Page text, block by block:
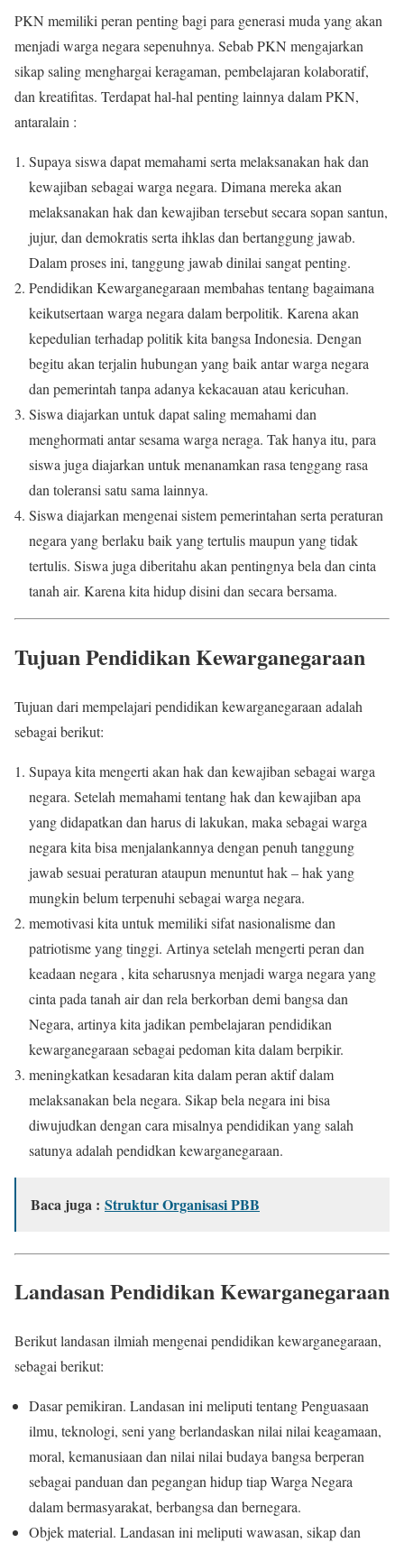
PKN memiliki peran penting bagi para generasi muda yang akan
menjadi warga negara sepenuhnya. Sebab PKN mengajarkan
sikap saling menghargai keragaman, pembelajaran kolaboratif,
dan kreatifitas. Terdapat hal-hal penting lainnya dalam PKN,
antaralain :
Supaya siswa dapat memahami serta melaksanakan hak dan
kewajiban sebagai warga negara. Dimana mereka akan
melaksanakan hak dan kewajiban tersebut secara sopan santun,
jujur, dan demokratis serta ihklas dan bertanggung jawab.
Dalam proses ini, tanggung jawab dinilai sangat penting.
Pendidikan Kewarganegaraan membahas tentang bagaimana
keikutsertaan warga negara dalam berpolitik. Karena akan
kepedulian terhadap politik kita bangsa Indonesia. Dengan
begitu akan terjalin hubungan yang baik antar warga negara
dan pemerintah tanpa adanya kekacauan atau kericuhan.
Siswa diajarkan untuk dapat saling memahami dan
menghormati antar sesama warga neraga. Tak hanya itu, para
siswa juga diajarkan untuk menanamkan rasa tenggang rasa
dan toleransi satu sama lainnya.
Siswa diajarkan mengenai sistem pemerintahan serta peraturan
negara yang berlaku baik yang tertulis maupun yang tidak
tertulis. Siswa juga diberitahu akan pentingnya bela dan cinta
tanah air. Karena kita hidup disini dan secara bersama.
Tujuan Pendidikan Kewarganegaraan
Tujuan dari mempelajari pendidikan kewarganegaraan adalah
sebagai berikut:
Supaya kita mengerti akan hak dan kewajiban sebagai warga
negara. Setelah memahami tentang hak dan kewajiban apa
yang didapatkan dan harus di lakukan, maka sebagai warga
negara kita bisa menjalankannya dengan penuh tanggung
jawab sesuai peraturan ataupun menuntut hak – hak yang
mungkin belum terpenuhi sebagai warga negara.
memotivasi kita untuk memiliki sifat nasionalisme dan
patriotisme yang tinggi. Artinya setelah mengerti peran dan
keadaan negara , kita seharusnya menjadi warga negara yang
cinta pada tanah air dan rela berkorban demi bangsa dan
Negara, artinya kita jadikan pembelajaran pendidikan
kewarganegaraan sebagai pedoman kita dalam berpikir.
meningkatkan kesadaran kita dalam peran aktif dalam
melaksanakan bela negara. Sikap bela negara ini bisa
diwujudkan dengan cara misalnya pendidikan yang salah
satunya adalah pendidkan kewarganegaraan.
Baca juga : Struktur Organisasi PBB
Landasan Pendidikan Kewarganegaraan
Berikut landasan ilmiah mengenai pendidikan kewarganegaraan,
sebagai berikut:
Dasar pemikiran. Landasan ini meliputi tentang Penguasaan
ilmu, teknologi, seni yang berlandaskan nilai nilai keagamaan,
moral, kemanusiaan dan nilai nilai budaya bangsa berperan
sebagai panduan dan pegangan hidup tiap Warga Negara
dalam bermasyarakat, berbangsa dan bernegara.
Objek material. Landasan ini meliputi wawasan, sikap dan